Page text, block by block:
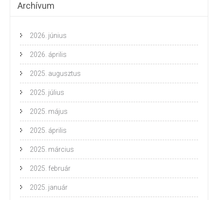
Archívum
2026. június
2026. április
2025. augusztus
2025. július
2025. május
2025. április
2025. március
2025. február
2025. január